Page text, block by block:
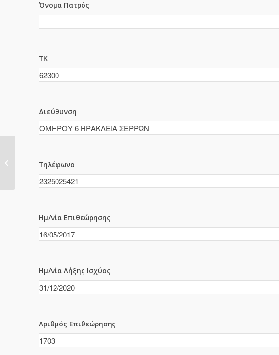
Όνομα Πατρός
ΤΚ
Διεύθυνση
Τηλέφωνο
Ημ/νία Επιθεώρησης
Ημ/νία Λήξης Ισχύος
Αριθμός Επιθεώρησης